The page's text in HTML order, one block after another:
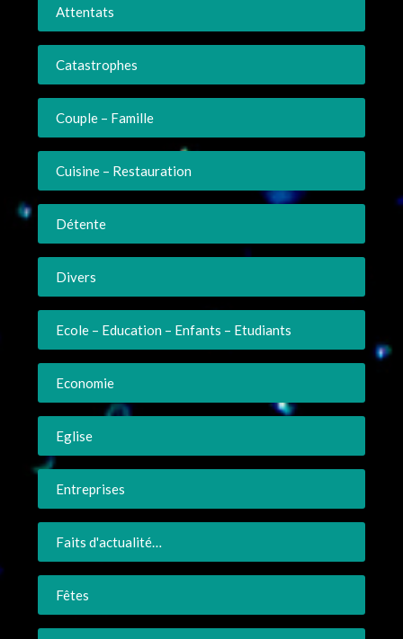
Attentats
Catastrophes
Couple – Famille
Cuisine – Restauration
Détente
Divers
Ecole – Education – Enfants – Etudiants
Economie
Eglise
Entreprises
Faits d'actualité…
Fêtes